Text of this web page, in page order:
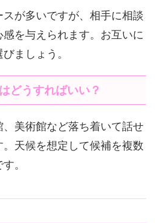
が多いですが、相手に相談
を与えられます。お互いに
ましょう。
どうすればいい？
美術館など落ち着いて話せ
天候を想定して候補を複数
。